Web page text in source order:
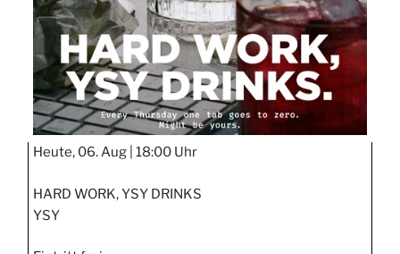
Heute, 06. Aug | 18:00 Uhr
HARD WORK, YSY DRINKS
YSY